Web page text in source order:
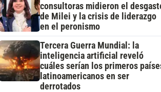
consultoras midieron el
de Milei y la crisis de liderazgo
en el peronismo
Tercera Guerra Mundial: la
inteligencia artificial reveló
cuáles serían los primeros
latinoamericanos en ser
derrotados